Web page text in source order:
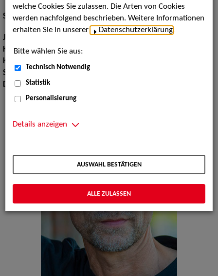
Schauspiel:Film und TV, Bühne
Jahrgang:
Körpergröße:178 cm
Konfektionsgröße:
Sprachen:
Englisch, Französisch
Dialekte:Norddeutsch
welche Cookies Sie zulassen. Die Arten von Cookies
werden nachfolgend beschrieben. Weitere Informationen
erhalten Sie in unserer
Datenschutzerklärung
Bitte wählen Sie aus:
Technisch Notwendig
Statistik
Personalisierung
Details anzeigen
AUSWAHL BESTÄTIGEN
ALLE ZULASSEN